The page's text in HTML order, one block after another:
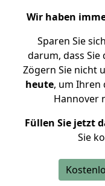
Wir haben
Sparen Sie
darum, dass
Zögern Sie nicht
heute, um Ihren
Hannover
Füllen Sie jetzt
Sie